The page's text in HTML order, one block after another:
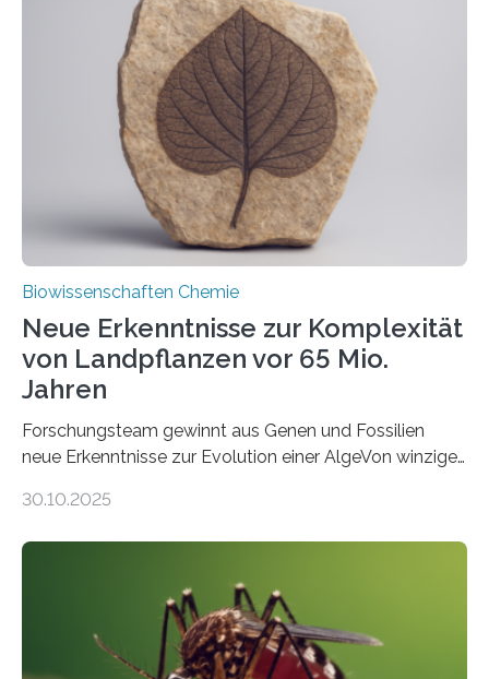
und Dr. Ismaila Francis Yusuf hat nun einen bislang
unbekannten Qualitätskontrollmechanismus des
peroxisomalen Proteintransports in der Bäckerhefe
Saccharomyces cerevisiae entdeckt, der für die
Funktionsfähigkeit der Organellen entscheidend ist. Die
Studie wurde am 28. Oktober 2025 in der
Fachzeitschrift…
Biowissenschaften Chemie
Neue Erkenntnisse zur Komplexität
von Landpflanzen vor 65 Mio.
Jahren
Forschungsteam gewinnt aus Genen und Fossilien
neue Erkenntnisse zur Evolution einer AlgeVon winzigen
Landpflanzen zählen zu den komplexesten
Grünalgen, die vor Hunderten von Millionen Jahren
lebten. Unter den Vorfahren sticht eine Gruppe heraus,
die noch heute in der Natur vorkommt: die
Süßwasseralge Coleochaetophyceae. Einige Arten
30.10.2025